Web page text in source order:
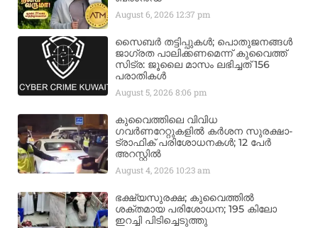
August 6, 2026 12:37 pm
സൈബർ തട്ടിപ്പുകൾ; പൊതുജനങ്ങൾ
ജാഗ്രത പാലിക്കണമെന്ന് കുവൈത്ത്
സിട്ര: ജൂലൈ മാസം ലഭിച്ചത് 156
പരാതികൾ
August 5, 20268:06 pm
കുവൈത്തിലെ വിവിധ
ഗവർണറേറ്റുകളിൽ കർശന സുരക്ഷാ-
ട്രാഫിക് പരിശോധനകൾ; 12 പേർ
അറസ്റ്റിൽ
August 4, 2026 10:23 am
ഭക്ഷ്യസുരക്ഷ; കുവൈത്തിൽ
ശക്തമായ പരിശോധന; 195 കിലോ
ഇറച്ചി പിടിച്ചെടുത്തു